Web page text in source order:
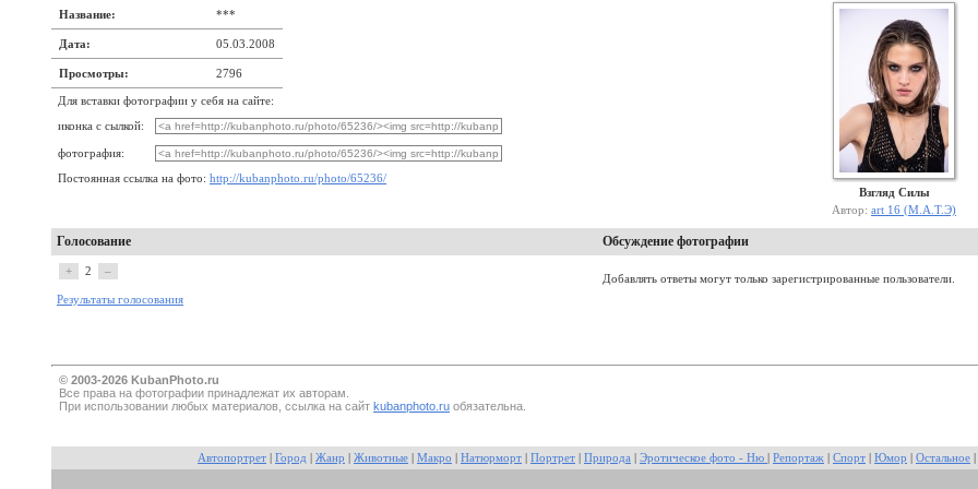
Название: ***
Дата: 05.03.2008
Просмотры: 2796
Для вставки фотографии у себя на сайте:
иконка с сылкой:
фотография:
Постоянная ссылка на фото: http://kubanphoto.ru/photo/65236/
Взгляд Силы
Автор: art 16 (М.А.Т.Э)
Голосование Обсуждение фотографии
+ 2 –
Результаты голосования
Добавлять ответы могут только зарегистрированные пользователи.
© 2003-2026 KubanPhoto.ru
Все прaва на фотографии принадлежат их авторам.
При использовании любых материалов, ссылка на сайт kubanphoto.ru обязательна.
Автопортрет Город Жанр Животные Макро Натюрморт Портрет Природа Эротическое фото - Ню Репортаж Спорт Юмор Остальное